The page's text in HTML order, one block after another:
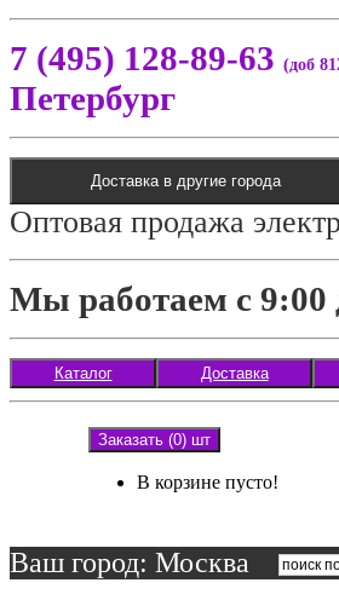
7 (495) 128-89-63 (доб
Петербург
Доставка в другие города
Оптовая продажа
Мы работаем с 9:00
Каталог Доставка
Заказать (0) шт
В корзине пусто!
Ваш город: Москва